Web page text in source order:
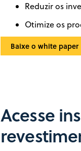
Reduzir os
Otimize os
Baixe o white paper
Acesse